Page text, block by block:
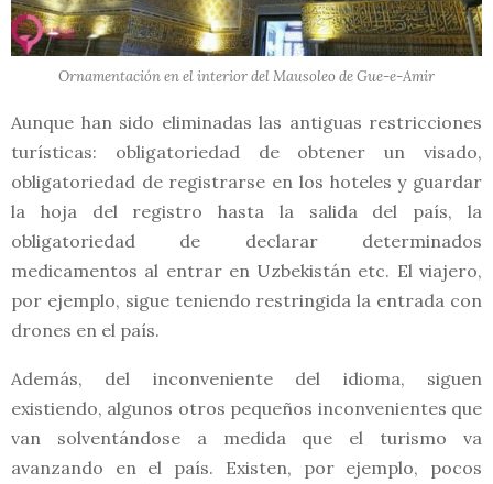
Ornamentación en el interior del Mausoleo de Gue-e-Amir
Aunque han sido eliminadas las antiguas restricciones
turísticas: obligatoriedad de obtener un visado,
obligatoriedad de registrarse en los hoteles y guardar
la hoja del registro hasta la salida del país, la
obligatoriedad de declarar determinados
medicamentos al entrar en Uzbekistán etc. El viajero,
por ejemplo, sigue teniendo restringida la entrada con
drones en el país.
Además, del inconveniente del idioma, siguen
existiendo, algunos otros pequeños inconvenientes que
van solventándose a medida que el turismo va
avanzando en el país. Existen, por ejemplo, pocos